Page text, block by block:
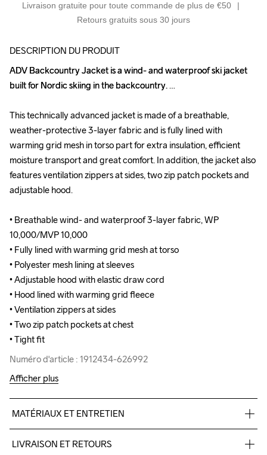
Livraison gratuite pour toute commande de plus de €50
Retours gratuits sous 30 jours
DESCRIPTION DU PRODUIT
ADV Backcountry Jacket is a wind- and waterproof ski jacket
built for Nordic skiing in the backcountry.
This technically advanced jacket is made of a breathable,
weather-protective 3-layer fabric and is fully lined with
warming grid mesh in torso part for extra insulation, efficient
moisture transport and great comfort. In addition, the jacket also
features ventilation zippers at sides, two zip patch pockets and
adjustable hood.
• Breathable wind- and waterproof 3-layer fabric, WP
10,000/MVP 10,000
• Fully lined with warming grid mesh at torso
• Polyester mesh lining at sleeves
• Adjustable hood with elastic draw cord
• Hood lined with warming grid fleece
• Ventilation zippers at sides
• Two zip patch pockets at chest
• Tight fit
Numéro d'article : 1912434-626992
ADV Backcountry Jacket is a wind- and waterproof ski jacket
built for Nordic skiing in the backcountry.
This technically advanced jacket is made of a breathable,
weather-protective 3-layer fabric and is fully lined with
warming grid mesh in torso part for extra insulation, efficient
moisture transport and great comfort. In addition, the jacket also
features ventilation zippers at sides, two zip patch pockets and
adjustable hood.
• Breathable wind- and waterproof 3-layer fabric, WP
10,000/MVP 10,000
• Fully lined with warming grid mesh at torso
• Polyester mesh lining at sleeves
• Adjustable hood with elastic draw cord
• Hood lined with warming grid fleece
• Ventilation zippers at sides
• Two zip patch pockets at chest
• Tight fit
Numéro d'article : 1912434-626992
Afficher plus
MATÉRIAUX ET ENTRETIEN
Back 100% polyester Lining: 100% polyester
LIVRAISON ET RETOURS